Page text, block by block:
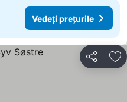
Vedeți prețurile
Distribuiți